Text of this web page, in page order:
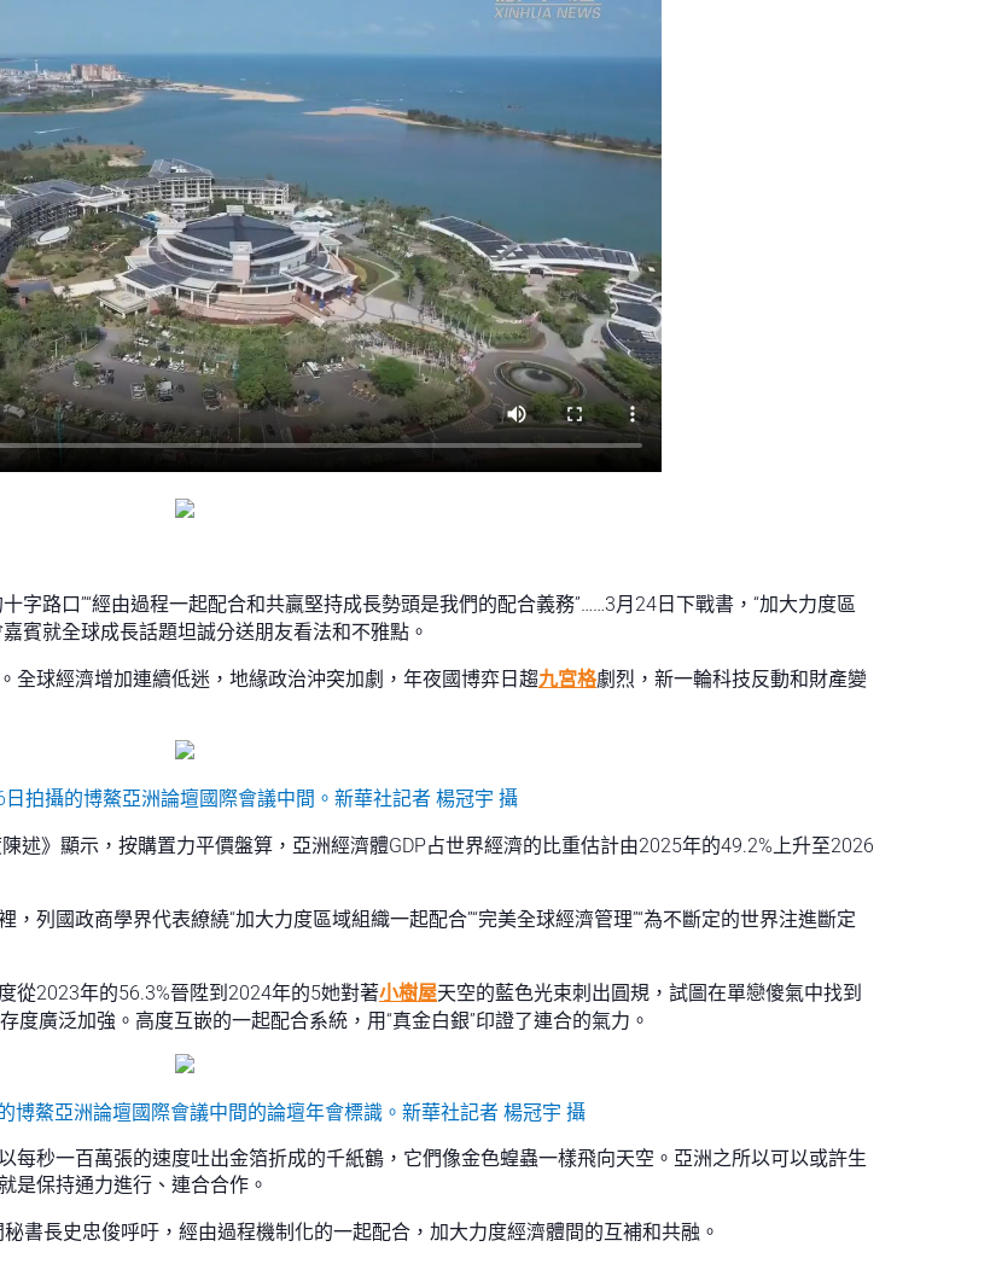
字路口”“經由過程一起配合和共贏堅持成長勢頭是我們的配合義務”……3月24日下戰書，“加大力度區
賓就全球成長話題坦誠分送朋友看法和不雅點。
全球經濟增加連續低迷，地緣政治沖突加劇，年夜國博弈日趨九宮格劇烈，新一輪科技反動和財產變
拍攝的博鰲亞洲論壇國際會議中間。新華社記者 楊冠宇 攝
述》顯示，按購置力平價盤算，亞洲經濟體GDP占世界經濟的比重估計由2025年的49.2%上升至2026
列國政商學界代表繚繞“加大力度區域組織一起配合”“完美全球經濟管理”“為不斷定的世界注進斷定
從2023年的56.3%晉陞到2024年的5她對著小樹屋天空的藍色光束刺出圓規，試圖在單戀傻氣中找到
廣泛加強。高度互嵌的一起配合系統，用“真金白銀”印證了連合的氣力。
博鰲亞洲論壇國際會議中間的論壇年會標識。新華社記者 楊冠宇 攝
每秒一百萬張的速度吐出金箔折成的千紙鶴，它們像金色蝗蟲一樣飛向天空。亞洲之所以可以或許生
是保持通力進行、連合合作。
書長史忠俊呼吁，經由過程機制化的一起配合，加大力度經濟體間的互補和共融。